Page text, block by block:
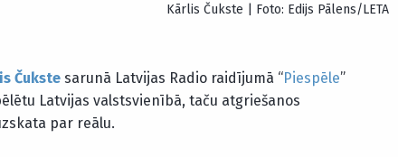
Kārlis Čukste | Foto: Edijs Pālens/LETA
Čukste sarunā Latvijas Radio raidījumā “Piespēle”
Latvijas valstsvienībā, taču atgriešanos
par reālu.